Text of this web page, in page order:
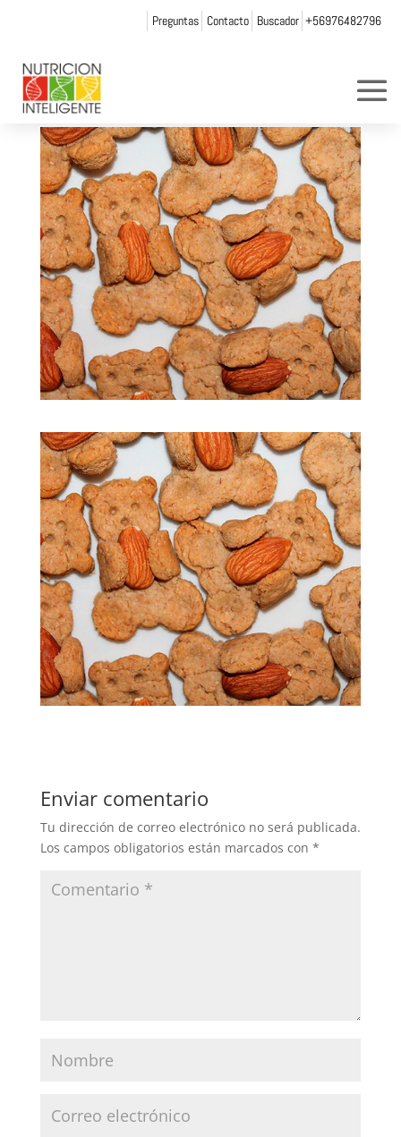
Preguntas Contacto Buscador +56976482796
GALLETAS
porWeb Admin NI
Enviar comentario
Tu dirección de correo electrónico no será publicada.
Los campos obligatorios están marcados con *